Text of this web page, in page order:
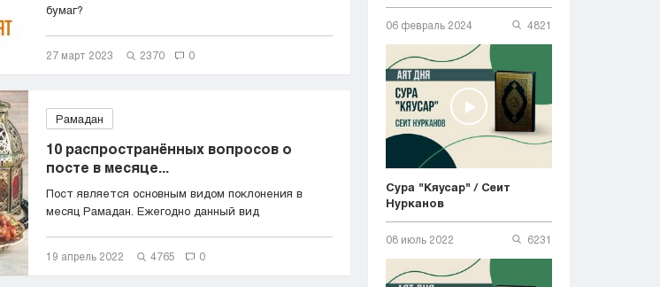
бумаг?
27 март 2023 2370 0
Рамадан
10 распространённых вопросов о
посте в месяце...
Пост является основным видом поклонения в
месяц Рамадан. Ежегодно данный вид
19 апрель 2022 4765 0
06 февраль 2024 4821
Сура "Кяусар" / Сеит
Нурканов
08 июль 2022 6231